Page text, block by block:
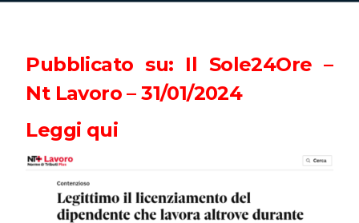
Pubblicato su: Il Sole24Ore –
Nt Lavoro – 31/01/2024
Leggi qui